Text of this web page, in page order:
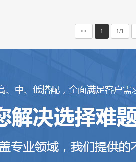
<< 1 1/1